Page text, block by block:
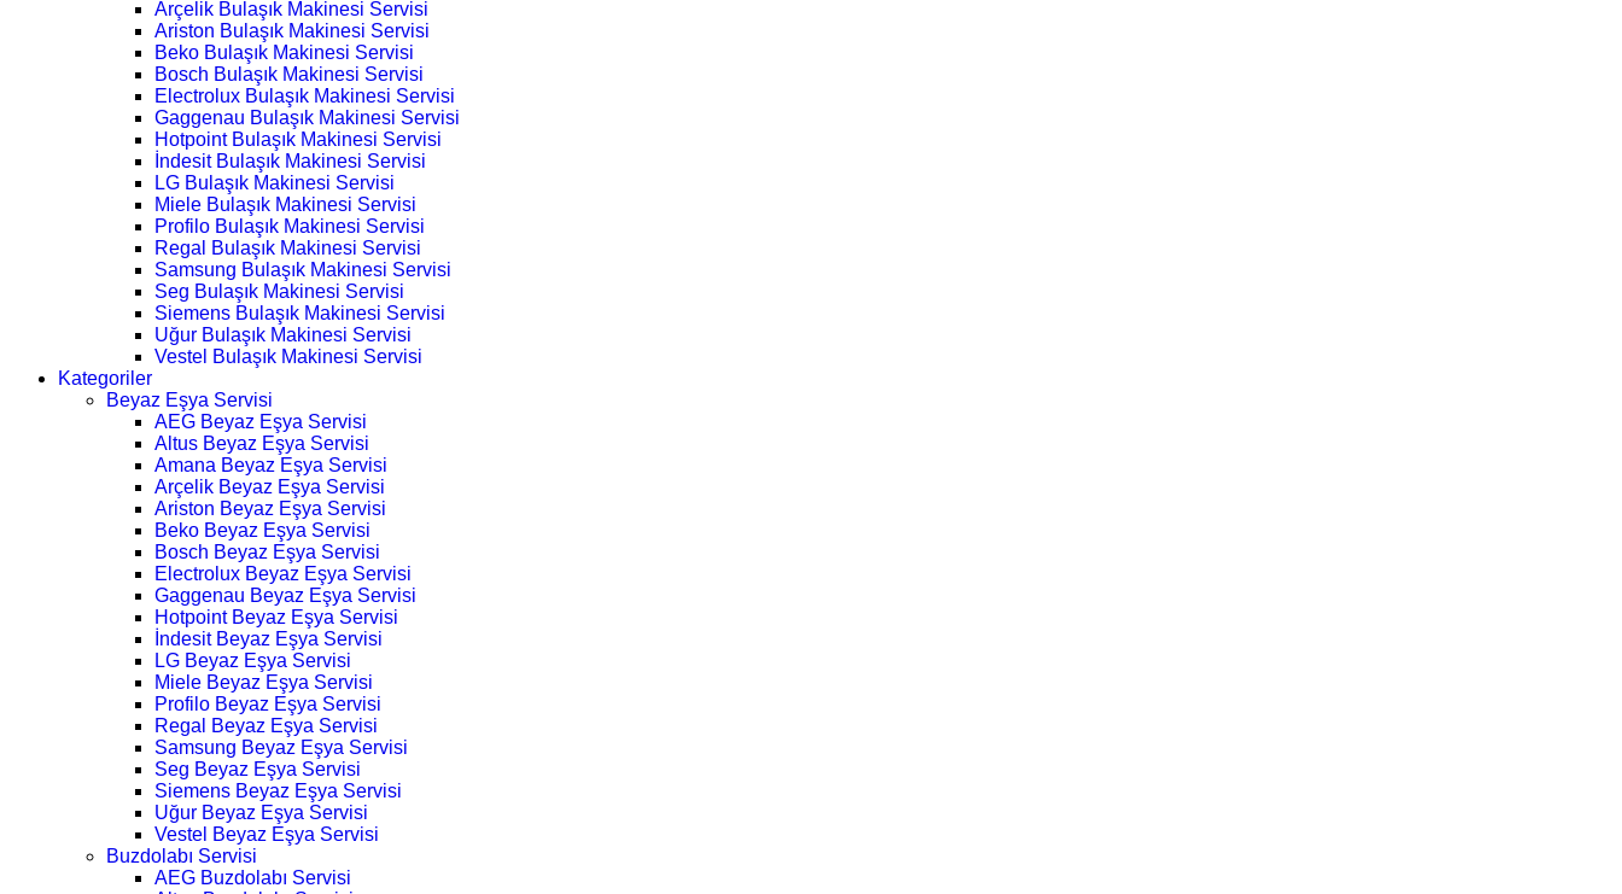
Arçelik Bulaşık Makinesi Servisi
Ariston Bulaşık Makinesi Servisi
Beko Bulaşık Makinesi Servisi
Bosch Bulaşık Makinesi Servisi
Electrolux Bulaşık Makinesi Servisi
Gaggenau Bulaşık Makinesi Servisi
Hotpoint Bulaşık Makinesi Servisi
İndesit Bulaşık Makinesi Servisi
LG Bulaşık Makinesi Servisi
Miele Bulaşık Makinesi Servisi
Profilo Bulaşık Makinesi Servisi
Regal Bulaşık Makinesi Servisi
Samsung Bulaşık Makinesi Servisi
Seg Bulaşık Makinesi Servisi
Siemens Bulaşık Makinesi Servisi
Uğur Bulaşık Makinesi Servisi
Vestel Bulaşık Makinesi Servisi
Kategoriler
Beyaz Eşya Servisi
AEG Beyaz Eşya Servisi
Altus Beyaz Eşya Servisi
Amana Beyaz Eşya Servisi
Arçelik Beyaz Eşya Servisi
Ariston Beyaz Eşya Servisi
Beko Beyaz Eşya Servisi
Bosch Beyaz Eşya Servisi
Electrolux Beyaz Eşya Servisi
Gaggenau Beyaz Eşya Servisi
Hotpoint Beyaz Eşya Servisi
İndesit Beyaz Eşya Servisi
LG Beyaz Eşya Servisi
Miele Beyaz Eşya Servisi
Profilo Beyaz Eşya Servisi
Regal Beyaz Eşya Servisi
Samsung Beyaz Eşya Servisi
Seg Beyaz Eşya Servisi
Siemens Beyaz Eşya Servisi
Uğur Beyaz Eşya Servisi
Vestel Beyaz Eşya Servisi
Buzdolabı Servisi
AEG Buzdolabı Servisi